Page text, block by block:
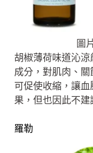
圖
胡椒薄荷味道沁
成分，對肌肉、
可促使收縮，讓
果，但也因此不建
羅勒